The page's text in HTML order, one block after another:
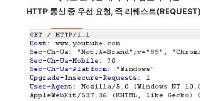
HTTP 통신 중 우선 요청, 즉 리퀘스트